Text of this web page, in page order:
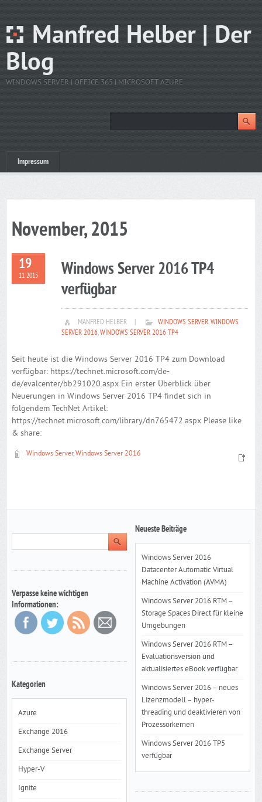
Manfred Helber | Der
Blog
WINDOWS SERVER | OFFICE 365 | MICROSOFT AZURE
Impressum
November, 2015
19
11 2015
Windows Server 2016 TP4
verfügbar
MANFRED HELBER WINDOWS SERVER,WINDOWS
SERVER 2016,WINDOWS SERVER 2016 TP4
Seit heute ist die Windows Server 2016 TP4 zum Download
verfügbar: https://technet.microsoft.com/de-
de/evalcenter/bb291020.aspx Ein erster Überblick über
Neuerungen in Windows Server 2016 TP4 findet sich in
folgendem TechNet Artikel:
https://technet.microsoft.com/library/dn765472.aspx Please like
& share:
Windows Server,Windows Server 2016
Verpasse keine wichtigen
Informationen:
Kategorien
Azure
Exchange 2016
Exchange Server
Hyper-V
Ignite
Neueste Beiträge
Windows Server 2016
Datacenter Automatic Virtual
Machine Activation (AVMA)
Windows Server 2016 RTM –
Storage Spaces Direct für kleine
Umgebungen
Windows Server 2016 RTM –
Evaluationsversion und
aktualisiertes eBook verfügbar
Windows Server 2016 – neues
Lizenzmodell – hyper-
threading und deaktivieren von
Prozessorkernen
Windows Server 2016 TP5
verfügbar